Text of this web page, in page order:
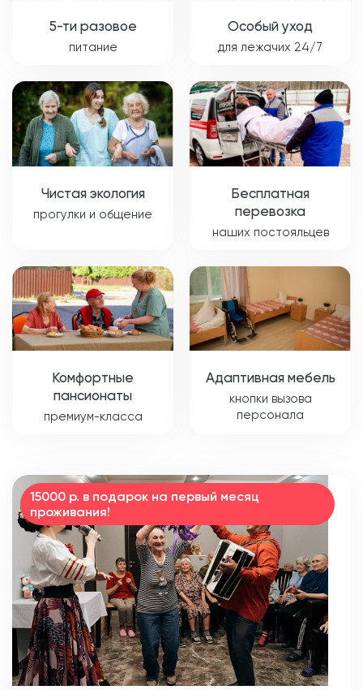
5-ти разовое
питание
Особый уход
для лежачих 24/7
Чистая экология
прогулки и общение
Бесплатная
перевозка
наших постояльцев
Комфортные
пансионаты
премиум-класса
Адаптивная мебель
кнопки вызова
персонала
15000 р. в подарок на первый месяц
проживания!